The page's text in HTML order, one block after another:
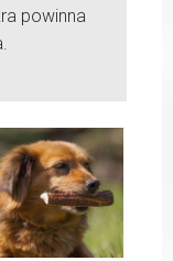
powinna